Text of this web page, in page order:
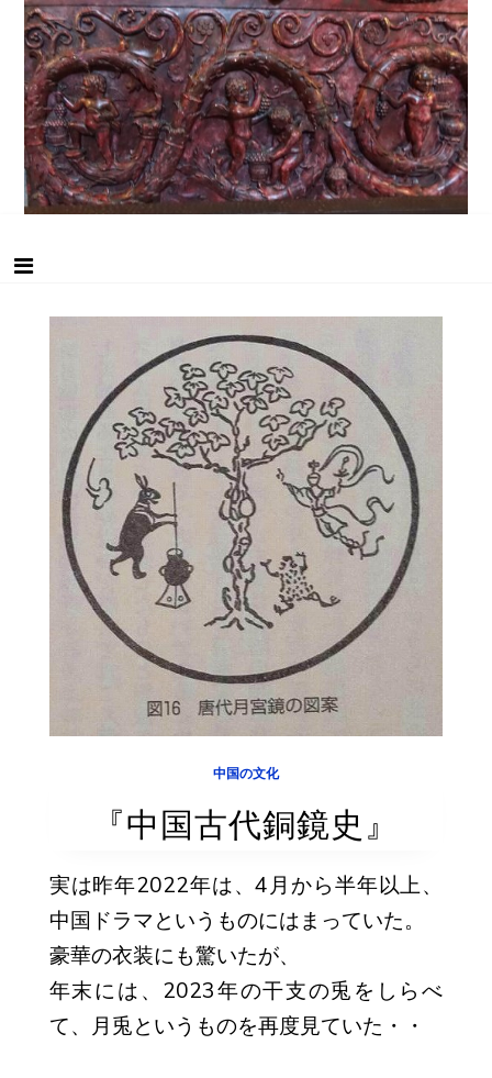
Skip
content
美術史・文化探訪
中国の文化
『中国古代銅鏡史』
実は昨年2022年は、4月から半年以上、
中国ドラマというものにはまっていた。
豪華の衣装にも驚いたが、
年末には、2023年の干支の兎をしらべ
て、月兎というものを再度見ていた・・